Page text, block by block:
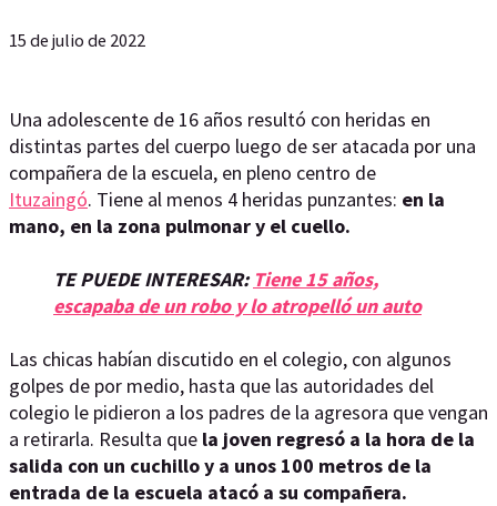
15 de julio de 2022
Una adolescente de 16 años resultó con heridas en
distintas partes del cuerpo luego de ser atacada por una
compañera de la escuela, en pleno centro de
Ituzaingó. Tiene al menos 4 heridas punzantes: en la
mano, en la zona pulmonar y el cuello.
TE PUEDE INTERESAR: Tiene 15 años,
escapaba de un robo y lo atropelló un auto
Las chicas habían discutido en el colegio, con algunos
golpes de por medio, hasta que las autoridades del
colegio le pidieron a los padres de la agresora que vengan
a retirarla. Resulta que la joven regresó a la hora de la
salida con un cuchillo y a unos 100 metros de la
entrada de la escuela atacó a su compañera.